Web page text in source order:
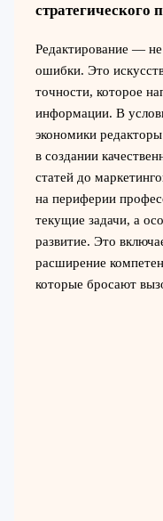
стратегического
Редактирование —
ошибки. Это
точности, которое
информации. В
экономики
в создании
статей до
на периферии
текущие задачи, а
развитие. Это
расширение
которые бросают